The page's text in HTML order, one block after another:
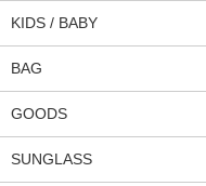
KIDS / BABY
BAG
GOODS
SUNGLASS